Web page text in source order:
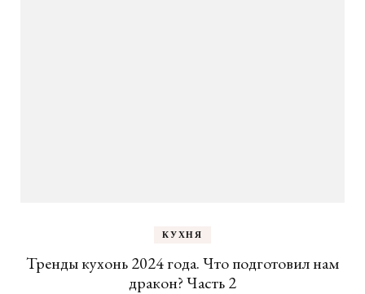
КУХНЯ
Тренды кухонь 2024 года. Что подготовил нам
дракон? Часть 2